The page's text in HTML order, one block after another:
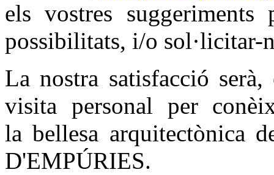
els vostres
possibilitats, i/o sol·licitar-
La nostra satisfacció
visita personal
per
la bellesa arquitectònica
D'EMPÚRIES.